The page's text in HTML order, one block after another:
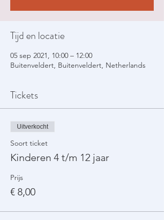
Tijd en locatie
05 sep 2021, 10:00 – 12:00
Buitenveldert, Buitenveldert, Netherlands
Tickets
Uitverkocht
Soort ticket
Kinderen 4 t/m 12 jaar
Prijs
€ 8,00